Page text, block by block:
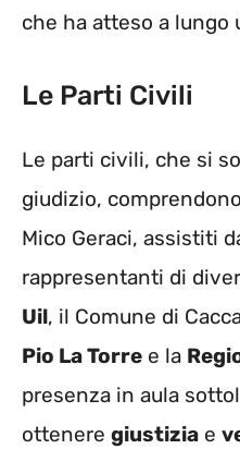
che ha atteso a lungo
Le Parti Civili
Le parti civili, che si
giudizio,
Mico Geraci, assistiti
rappresentanti di
Uil, il Comune di
Pio La Torre e la
presenza in aula
ottenere giustizia e